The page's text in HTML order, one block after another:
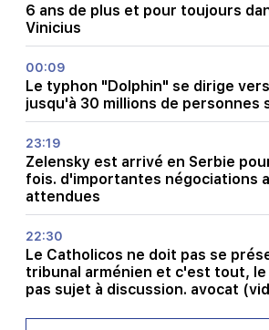
6 ans de plus et pour toujours
Vinicius
00:09
Le typhon "Dolphin" se dirige
jusqu'à 30 millions de personnes
23:19
Zelensky est arrivé en Serbie
fois. d'importantes négociations
attendues
22:30
Le Catholicos ne doit pas se
tribunal arménien et c'est tout,
pas sujet à discussion. avocat